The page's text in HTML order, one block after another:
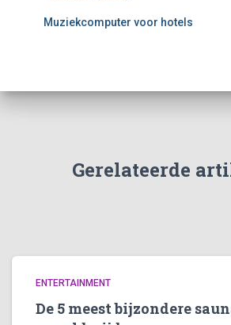
Muziekcomputer voor hotels
Gerelateerde
ENTERTAINMENT
De 5 meest bijzondere